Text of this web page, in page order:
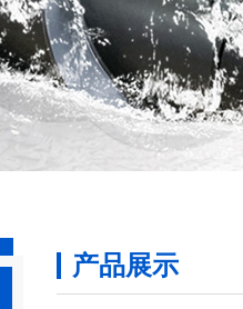
产品展示